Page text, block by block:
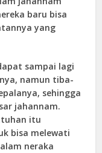
baru bisa
yang
sampai lagi
namun tiba-
sehingga
jahannam.
itu
bisa melewati
neraka